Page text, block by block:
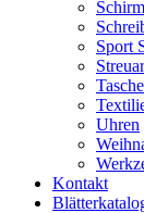
Sport
Uhren
Kontakt